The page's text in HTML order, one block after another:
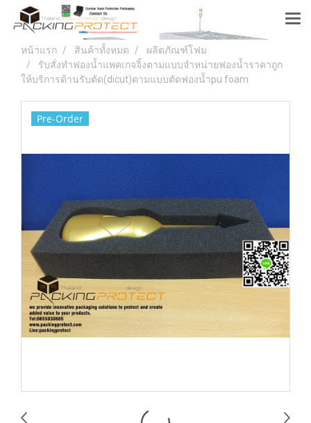
หน้าแรก สินค้าทั้งหมด
ผลิตภัณฑ์โฟม
รับสั่งทำฟองน้ำแพคเกจจิ้งตามแบบจำหน่ายฟองน้ำราคาถูก
ให้บริการด้านรับตัด(dicut)ตามแบบตัดฟองน้ำpu foam
Pre-Order